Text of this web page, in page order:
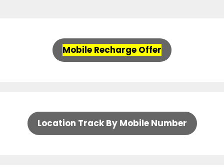
Mobile Recharge Offer
Location Track By Mobile Number